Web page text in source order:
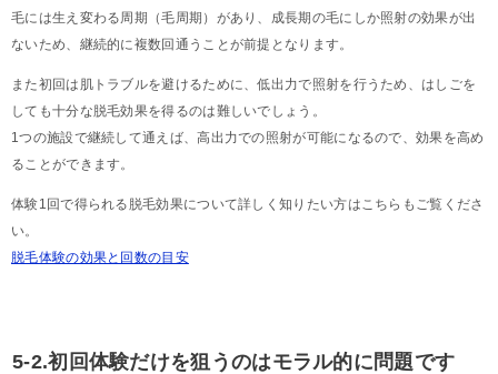
毛には生え変わる周期（毛周期）があり、成長期の毛にしか照射の効果が出
ないため、継続的に複数回通うことが前提となります。
また初回は肌トラブルを避けるために、低出力で照射を行うため、はしごを
しても十分な脱毛効果を得るのは難しいでしょう。
1つの施設で継続して通えば、高出力での照射が可能になるので、効果を高め
ることができます。
体験1回で得られる脱毛効果について詳しく知りたい方はこちらもご覧くださ
い。
脱毛体験の効果と回数の目安
5-2.初回体験だけを狙うのはモラル的に問題です